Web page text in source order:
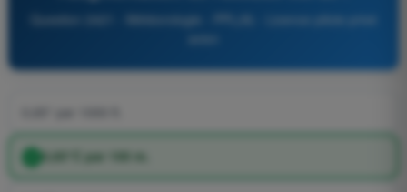
0,65°C par 100 m.